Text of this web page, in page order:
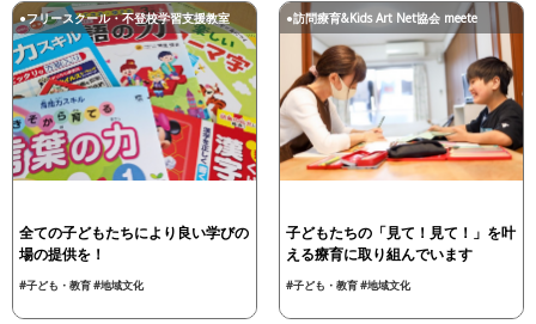
●フリースクール・不登校学習支援教室
全ての子どもたちにより良い学びの
場の提供を！
#子ども・教育#地域文化
●訪問療育&Kids Art Net協会 meete
子どもたちの「見て！見て！」を叶
える療育に取り組んでいます
#子ども・教育#地域文化